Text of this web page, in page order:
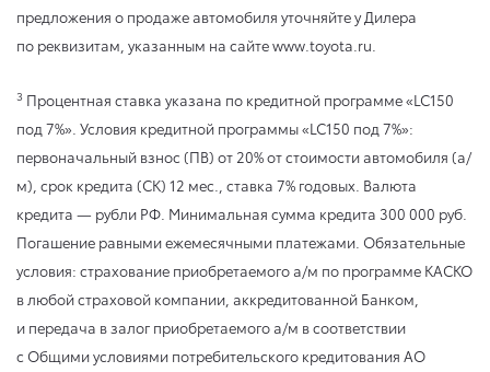
предложения о продаже автомобиля уточняйте у Дилера
по реквизитам, указанным на сайте www.toyota.ru.
3 Процентная ставка указана по кредитной программе «LC150
под 7%». Условия кредитной программы «LC150 под 7%»:
первоначальный взнос (ПВ) от 20% от стоимости автомобиля (а/
м), срок кредита (СК) 12 мес., ставка 7% годовых. Валюта
кредита — рубли РФ. Минимальная сумма кредита 300 000 руб.
Погашение равными ежемесячными платежами. Обязательные
условия: страхование приобретаемого а/м по программе КАСКО
в любой страховой компании, аккредитованной Банком,
и передача в залог приобретаемого а/м в соответствии
с Общими условиями потребительского кредитования АО